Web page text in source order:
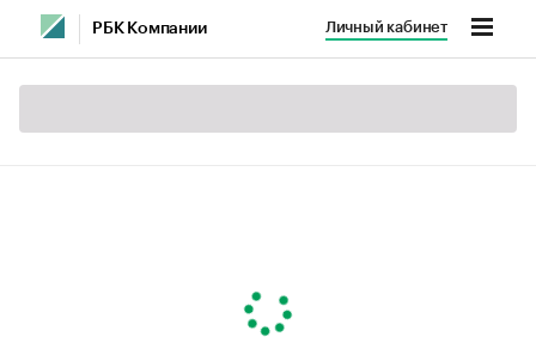
РБК Компании Личный кабинет